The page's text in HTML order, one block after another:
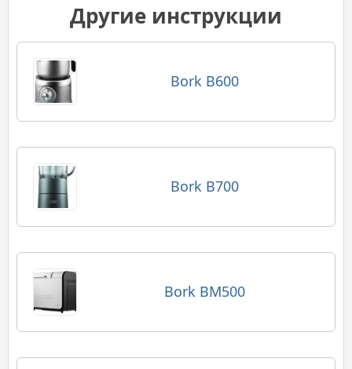
Другие инструкции
Bork B600
Bork B700
Bork BM500